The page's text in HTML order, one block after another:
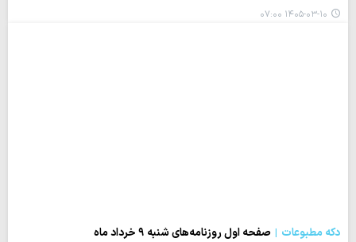
۱۴۰۵-۰۳-۱۰ ۰۷:۰۰
دکه مطبوعات
صفحه اول روزنامه‌های شنبه ۹ خرداد ماه